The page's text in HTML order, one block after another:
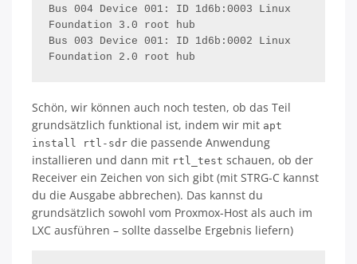
Bus 004 Device 001: ID 1d6b:0003 Linux
Foundation 3.0 root hub
Bus 003 Device 001: ID 1d6b:0002 Linux
Foundation 2.0 root hub
Schön, wir können auch noch testen, ob das Teil
grundsätzlich funktional ist, indem wir mit apt
install rtl-sdr die passende Anwendung
installieren und dann mit rtl_test schauen, ob der
Receiver ein Zeichen von sich gibt (mit STRG-C kannst
du die Ausgabe abbrechen). Das kannst du
grundsätzlich sowohl vom Proxmox-Host als auch im
LXC ausführen – sollte dasselbe Ergebnis liefern)